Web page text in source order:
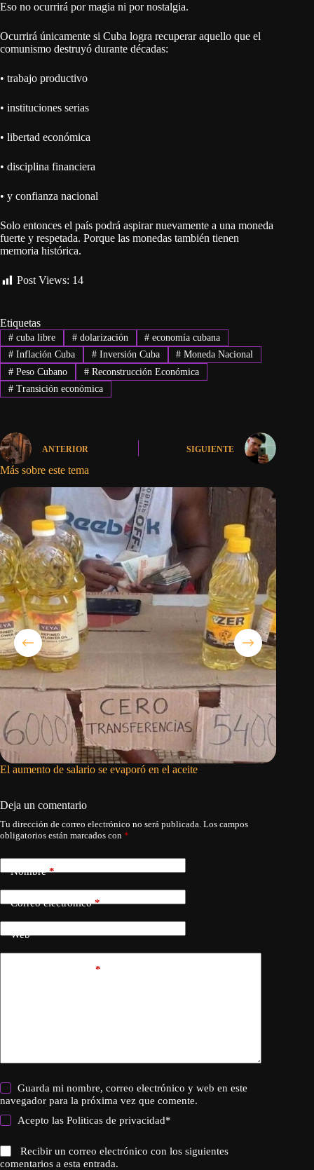
Eso no ocurrirá por magia ni por nostalgia.
Ocurrirá únicamente si Cuba logra recuperar aquello que el
comunismo destruyó durante décadas:
• trabajo productivo
• instituciones serias
• libertad económica
• disciplina financiera
• y confianza nacional
Solo entonces el país podrá aspirar nuevamente a una moneda
fuerte y respetada. Porque las monedas también tienen
memoria histórica.
Post Views: 14
Etiquetas
#cuba libre #dolarización # economía cubana
#Inflación Cuba #Inversión Cuba # Moneda Nacional
#Peso Cubano #Reconstrucción Económica
#Transición económica
ANTERIOR SIGUIENTE
Más sobre este tema
El aumento de salario se evaporó en el aceite
Deja un comentario
Tu dirección de correo electrónico no será publicada. Los campos
obligatorios están marcados con *
Nombre*
Correo electrónico*
Web
*
Guarda mi nombre, correo electrónico y web en este
navegador para la próxima vez que comente.
Acepto lasPoliticas de privacidad*
Recibir un correo electrónico con los siguientes
comentarios a esta entrada.